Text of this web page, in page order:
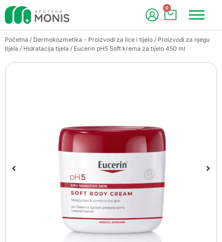
0
Početna / Dermokozmetika - Proizvodi za lice i tijelo / Proizvodi za njegu
tijela / Hidratacija tijela / Eucerin pH5 Soft krema za tijelo 450 ml